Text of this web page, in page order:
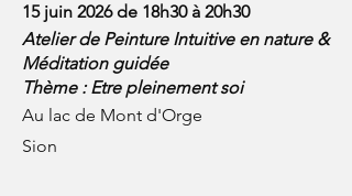
15 juin 2026 de 18h30 à 20h30
Atelier de Peinture Intuitive en nature &
Méditation guidée
Thème : Etre pleinement soi
Au lac de Mont d'Orge
Sion